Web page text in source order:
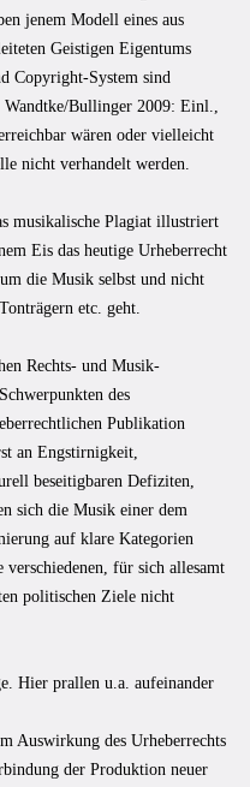
jenem Modell eines aus
Geistigen Eigentums
Copyright-System sind
Bullinger 2009: Einl.,
wären oder vielleicht
nicht verhandelt werden.
musikalische Plagiat illustriert
Eis das heutige Urheberrecht
die Musik selbst und nicht
etc. geht.
Rechts- und Musik­
des
Publikation
an Eng­stirnigkeit,
beseitigbaren Defiziten,
sich die Musik einer dem
auf klare Kategorien
für sich allesamt
politischen Ziele nicht
Hier prallen u.a. aufeinander
Auswirkung des Urheberrechts
der Produktion neuer